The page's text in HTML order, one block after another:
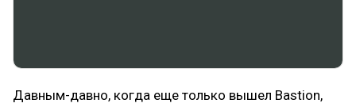
Давным-давно, когда еще только вышел Bastion,